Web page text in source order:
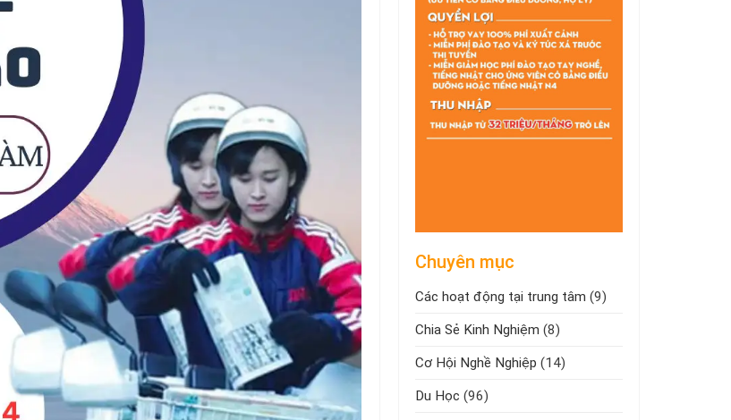
Chuyên mục
Các hoạt động tại trung tâm (9)
Chia Sẻ Kinh Nghiệm (8)
Cơ Hội Nghề Nghiệp (14)
Du Học (96)